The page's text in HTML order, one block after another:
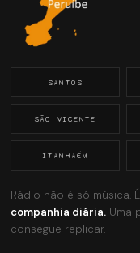
SANTOS
SÃO VICENTE
ITANHAÉM
Rádio não é só música. É
companhia diária.Uma
consegue replicar.